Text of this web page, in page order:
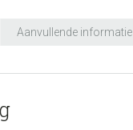
Aanvullende informatie